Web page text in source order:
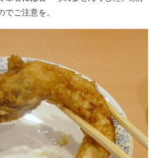
ご注意を。